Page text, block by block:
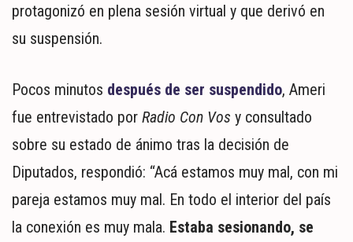
SALUD
protagonizó en plena sesión virtual y que derivó en
su suspensión.
Pocos minutos después de ser suspendido, Ameri
fue entrevistado por Radio Con Vos y consultado
sobre su estado de ánimo tras la decisión de
Diputados, respondió: “Acá estamos muy mal, con mi
pareja estamos muy mal. En todo el interior del país
la conexión es muy mala. Estaba sesionando, se